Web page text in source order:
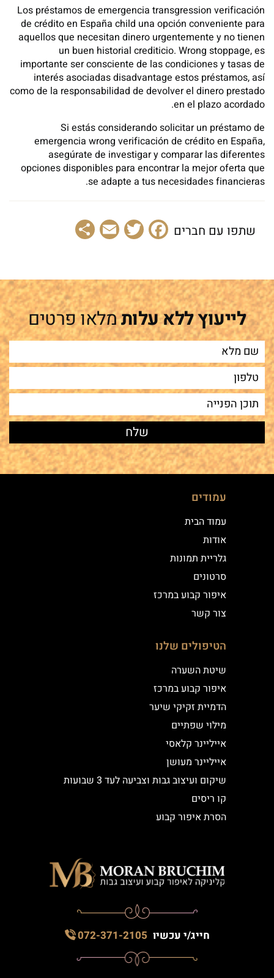
Los préstamos de emergencia transgression verificación
de crédito en España child una opción conveniente para
aquellos que necesitan dinero urgentemente y no tienen
un buen historial crediticio. Wrong stoppage, es
importante ser consciente de las condiciones y tasas de
interés asociadas disadvantage estos préstamos, así
como de la responsabilidad de devolver el dinero prestado
en el plazo acordado.
Si estás considerando solicitar un préstamo de
emergencia wrong verificación de crédito en España,
asegúrate de investigar y comparar las diferentes
opciones disponibles para encontrar la mejor oferta que
se adapte a tus necesidades financieras.
שתפו עם חברים Facebook
Twitter
Email
לייעוץ ללא עלותמלאו פרטים
עמודים
עמוד הבית
אודות
גלריית תמונות
סרטונים
איפור קבוע במרכז
צור קשר
הטיפולים שלנו
שיטת השערה
איפור קבוע במרכז
הדמיית זקיקי שיער
מילוי שפתיים
אייליינר קלאסי
אייליינר מעושן
שיקום ועיצוב גבות וצביעה לעד 3 שבועות
קו ריסים
הסרת איפור קבוע
חייג/י עכשיו 072-371-2105